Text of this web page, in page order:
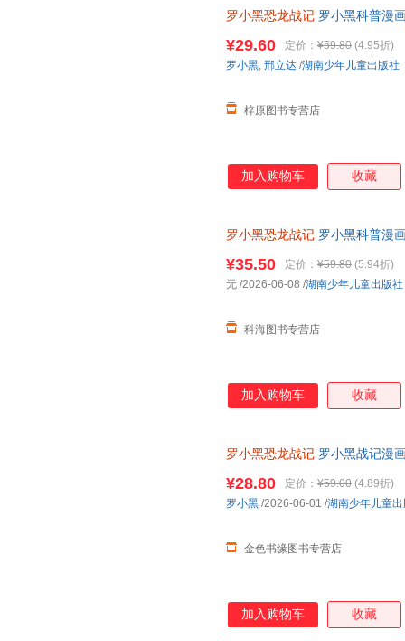
罗小黑恐龙战记 罗小黑科普漫
¥29.60 定价： ¥59.80 (4.95折)
梓原图书专营店
罗小黑, 邢立达 /湖南少年儿童出版社
加入购物车 收藏
罗小黑恐龙战记 罗小黑科普漫
¥35.50 定价： ¥59.80 (5.94折)
科海图书专营店
无 /2026-06-08 /湖南少年儿童出版社
加入购物车 收藏
罗小黑恐龙战记 罗小黑战记漫
¥28.80 定价： ¥59.00 (4.89折)
金色书缘图书专营店
罗小黑 /2026-06-01 /湖南少年儿童
加入购物车 收藏